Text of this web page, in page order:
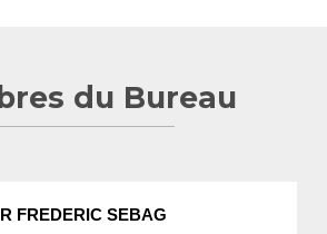
du Bureau
FREDERIC SEBAG